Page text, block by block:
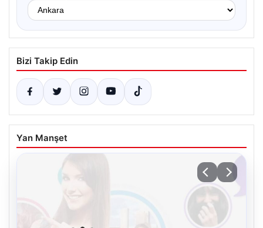
Bizi Takip Edin
Yan Manşet